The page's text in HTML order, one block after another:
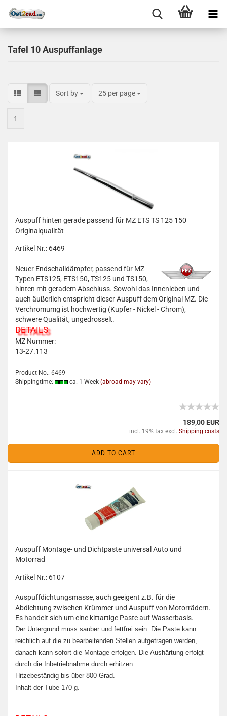
Tafel 10 Auspuffanlage
Sort by 25 per page
1
Auspuff hinten gerade passend für MZ ETS TS 125 150
Originalqualität
Artikel Nr.: 6469
Neuer Endschalldämpfer, passend für MZ
Typen ETS125, ETS150, TS125 und TS150,
hinten mit geradem Abschluss. Sowohl das Innenleben und
auch äußerlich entspricht dieser Auspuff dem Original MZ. Die
Verchromumg ist hochwertig (Kupfer - Nickel - Chrom),
schwere Qualität, ungedrosselt.
DETAILS
MZ Nummer:
13-27.113
Product No.: 6469
Shippingtime:
ca. 1 Week (abroad may vary)
189,00 EUR
incl. 19% tax excl. Shipping costs
ADD TO CART
Auspuff Montage- und Dichtpaste universal Auto und
Motorrad
Artikel Nr.: 6107
Auspuffdichtungsmasse, auch geeigent z.B. für die
Abdichtung zwischen Krümmer und Auspuff von Motorrädern.
Es handelt sich um eine kittartige Paste auf Wasserbasis.
Der Untergrund muss sauber und fettfrei sein. Die Paste kann
reichlich auf die zu bearbeitenden Stellen aufgetragen werden,
danach kann sofort die Montage erfolgen. Die Aushärtung erfolgt
durch die Inbetriebnahme durch erhitzen.
Hitzebeständig bis über 800 Grad.
Inhalt der Tube 170 g.